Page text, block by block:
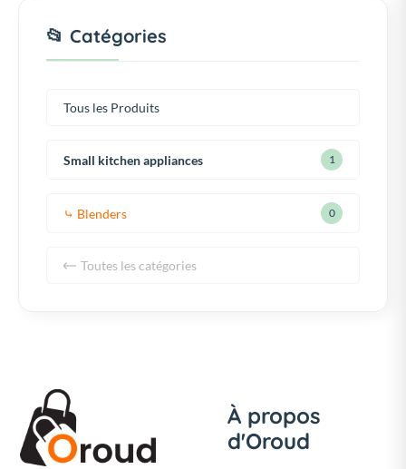
📂 Catégories
Tous les Produits
Small kitchen appliances 1
⤷ Blenders 0
Toutes les catégories
À propos
d'Oroud